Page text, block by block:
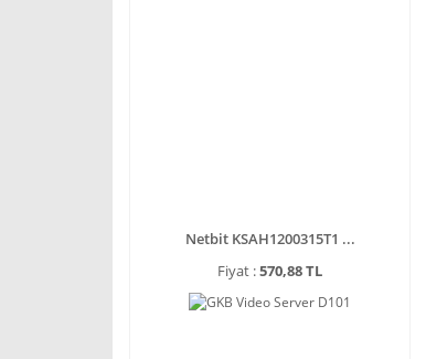
Netbit KSAH1200315T1 ...
Fiyat :570,88 TL